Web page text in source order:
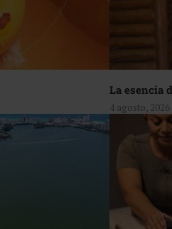
La esencia
4 agosto, 2026